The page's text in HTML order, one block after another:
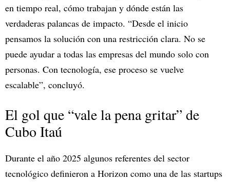
en tiempo real, cómo trabajan y dónde están las
verdaderas palancas de impacto. “Desde el inicio
pensamos la solución con una restricción clara. No se
puede ayudar a todas las empresas del mundo solo con
personas. Con tecnología, ese proceso se vuelve
escalable”, concluyó.
El gol que “vale la pena gritar” de
Cubo Itaú
Durante el año 2025 algunos referentes del sector
tecnológico definieron a Horizon como una de las startups